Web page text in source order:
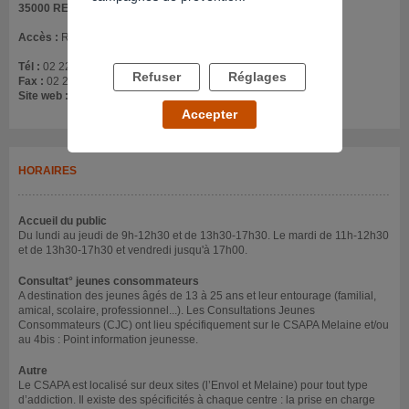
35000 RENNES
Accès : Rez-de-chaussée Centre ville - près de la place Hoche
Tél : 02 22 51 41 40
Fax : 02 22 51 40 09
Site web :
www.ch-guillaumeregnier.fr
HORAIRES
Accueil du public
Du lundi au jeudi de 9h-12h30 et de 13h30-17h30. Le mardi de 11h-12h30
et de 13h30-17h30 et vendredi jusqu'à 17h00.
Consultat° jeunes consommateurs
A destination des jeunes âgés de 13 à 25 ans et leur entourage (familial,
amical, scolaire, professionnel...). Les Consultations Jeunes
Consommateurs (CJC) ont lieu spécifiquement sur le CSAPA Melaine et/ou
au 4bis : Point information jeunesse.
Autre
Le CSAPA est localisé sur deux sites (l’Envol et Melaine) pour tout type
d’addiction. Il existe des spécificités à chaque centre : la prise en charge
Refuser Réglages
Accepter